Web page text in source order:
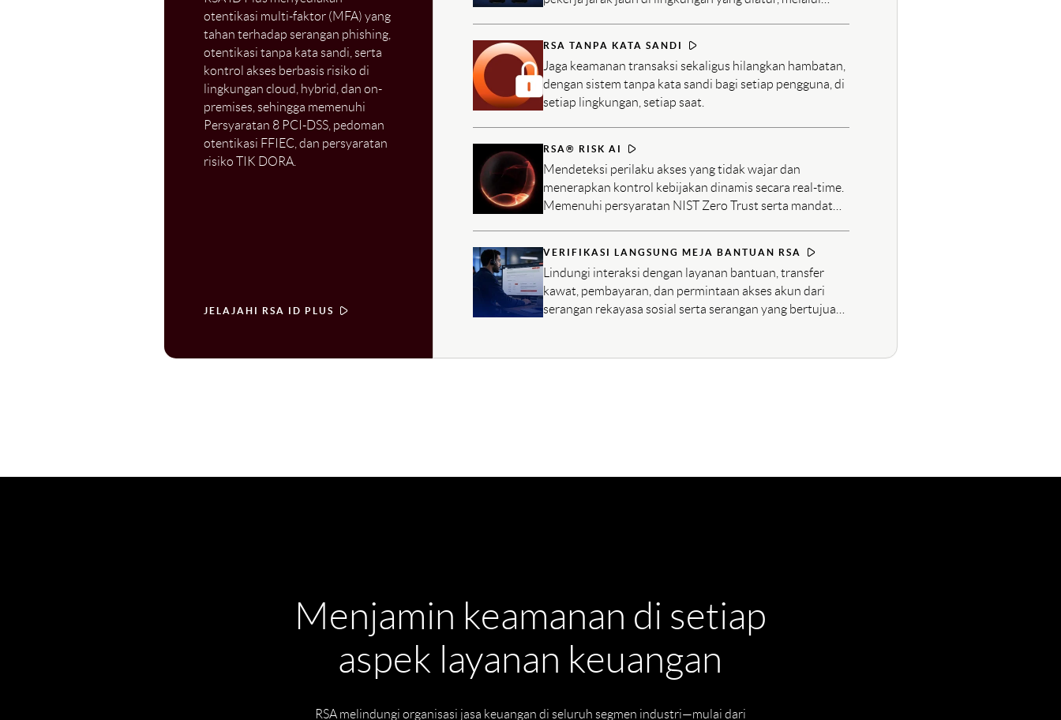
otentikasi multi-faktor (MFA) yang
tahan terhadap serangan phishing,
otentikasi tanpa kata sandi, serta
kontrol akses berbasis risiko di
lingkungan cloud, hybrid, dan on-
premises, sehingga memenuhi
Persyaratan 8 PCI-DSS, pedoman
otentikasi FFIEC, dan persyaratan
risiko TIK DORA.
JELAJAHI RSA ID PLUS
RSA TANPA KATA SANDI
Jaga keamanan transaksi sekaligus hilangkan hambatan,
dengan sistem tanpa kata sandi bagi setiap pengguna, di
setiap lingkungan, setiap saat.
RSA® RISK AI
Mendeteksi perilaku akses yang tidak wajar dan
menerapkan kontrol kebijakan dinamis secara real-time.
Memenuhi persyaratan NIST Zero Trust serta mandat
VERIFIKASI LANGSUNG MEJA BANTUAN RSA
Lindungi interaksi dengan layanan bantuan, transfer
kawat, pembayaran, dan permintaan akses akun dari
serangan rekayasa sosial serta serangan yang bertujuan
Menjamin keamanan di setiap
aspek layanan keuangan
RSA melindungi organisasi jasa keuangan di seluruh segmen industri—mulai dari